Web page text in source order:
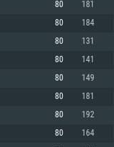
77XX / NVIDIA GeForce
AMD/Nvidia para Mac.
(não mais de 6
com suporte
suportada: 720p.
80 181
80 184
80 131
80 141
80 149
80 181
80 192
80 164